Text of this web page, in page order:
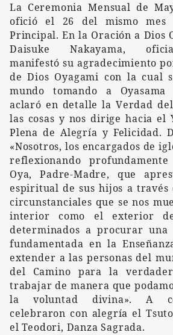
La Ceremonia Mensual de
ofició el 26 del mismo mes
Principal. En la Oración a Dios
Daisuke Nakayama,
manifestó su agradecimiento
de Dios Oyagami con la cual
mundo tomando a
aclaró en detallela Verdad
las cosas y nos dirigehacia el
Plena de Alegría y Felicidad.
«Nosotros, los encargados de
reflexionandoprofundamente
Oya, Padre-Madre, que
espiritual de sus hijos a través
circunstanciales que senos
interior como el exterior
determinados a procurar una
fundamentada en la
extender a las personas del
del Camino para la
trabajar de manera que
la voluntad divina». A
celebraron con alegría el
el Teodori, Danza Sagrada.